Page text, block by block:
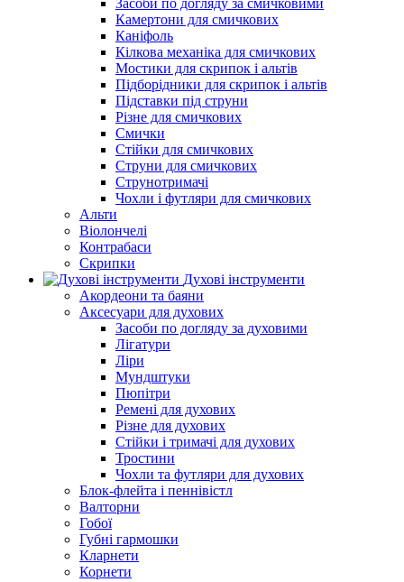
Засоби по догляду за смичковими
Камертони для смичкових
Каніфоль
Кілкова механіка для смичкових
Мостики для скрипок і альтів
Підборiдники для скрипок і альтів
Підставки під струни
Різне для смичкових
Смички
Стійки для смичкових
Струни для смичкових
Струнотримачі
Чохли і футляри для смичкових
Альти
Віолончелі
Контрабаси
Скрипки
Духові інструменти
Акордеони та баяни
Аксесуари для духових
Засоби по догляду за духовими
Лігатури
Ліри
Мундштуки
Пюпітри
Ремені для духових
Різне для духових
Стійки і тримачі для духових
Тростини
Чохли та футляри для духових
Блок-флейта і пеннівістл
Валторни
Гобої
Губні гармошки
Кларнети
Корнети